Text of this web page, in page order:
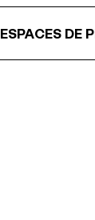
ESPACES DE